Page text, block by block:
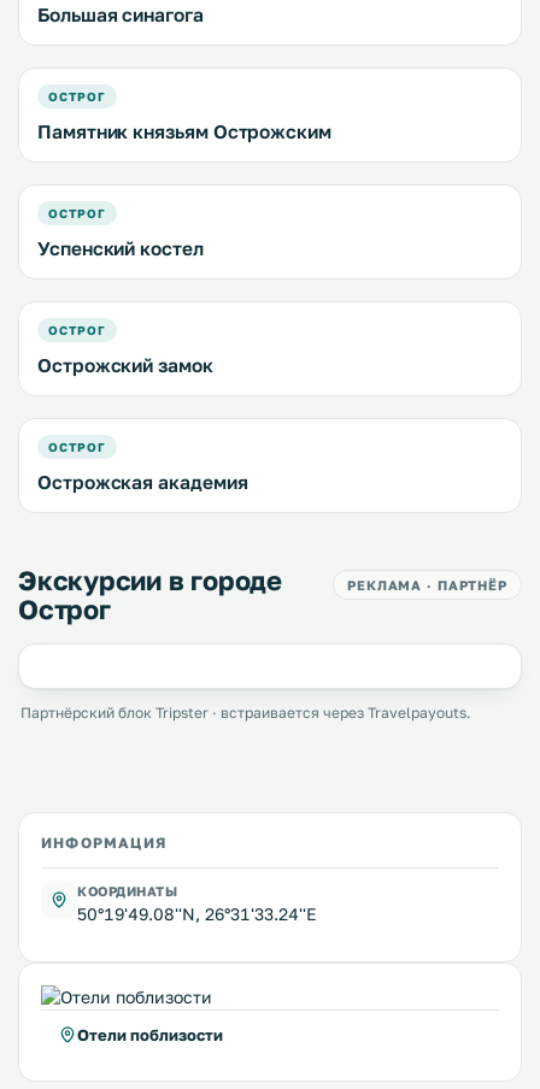
Большая синагога
ОСТРОГ
Памятник князьям Острожским
ОСТРОГ
Успенский костел
ОСТРОГ
Острожский замок
ОСТРОГ
Острожская академия
Экскурсии в городе
Острог
РЕКЛАМА · ПАРТНЁР
Партнёрский блок Tripster · встраивается через Travelpayouts.
ИНФОРМАЦИЯ
КООРДИНАТЫ
50°19'49.08''N, 26°31'33.24''E
Отели поблизости